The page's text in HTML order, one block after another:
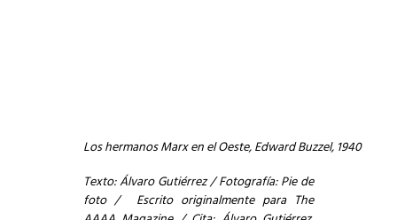
Los hermanos Marx en el Oeste, Edward Buzzel, 1940
Texto: Álvaro Gutiérrez / Fotografía: Pie de
foto / Escrito originalmente para The